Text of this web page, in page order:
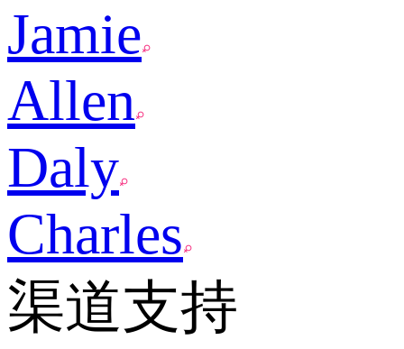
Jamie
Allen
Daly
Charles
渠道支持